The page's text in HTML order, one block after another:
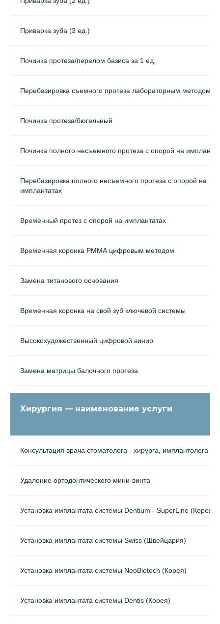
Приварка зуба (3 ед.)
Починка протеза/перелом базиса за 1 ед.
Перебазировка съемного протеза лабораторным методом
Починка протеза/бюгельный
Починка полного несъемного протеза с опорой на
Перебазировка полного несъемного протеза с опорой на
имплантатах
Временный протез с опорой на имплантатах
Временная коронка РММА цифровым методом
Замена титанового основания
Временная коронка на свой зуб ключевой системы
Высокохудожественный цифровой винир
Замена матрицы балочного протеза
Хирургия — наименование услуги
Консультация врача стоматолога - хирурга, имплантолога
Удаление ортодонтического мини-винта
Установка имплантата системы Dentium - SuperLine (Корея)
Установка имплантата системы Swiss (Швейцария)
Установка имплантата системы NeoBiotech (Корея)
Установка имплантата системы Dentis (Корея)